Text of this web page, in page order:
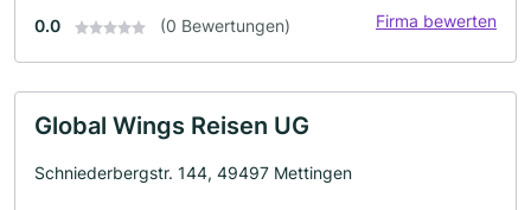
0.0 (0 Bewertungen) Firma bewerten
Global Wings Reisen UG
Schniederbergstr. 144, 49497 Mettingen